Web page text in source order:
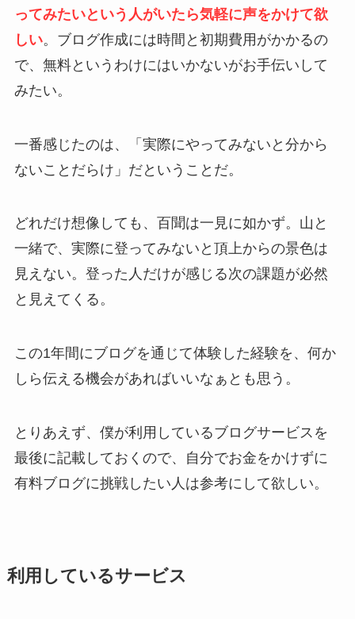
ってみたいという人がいたら気軽に声をかけて欲
しい。ブログ作成には時間と初期費用がかかるの
で、無料というわけにはいかないがお手伝いして
みたい。
一番感じたのは、「実際にやってみないと分から
ないことだらけ」だということだ。
どれだけ想像しても、百聞は一見に如かず。山と
一緒で、実際に登ってみないと頂上からの景色は
見えない。登った人だけが感じる次の課題が必然
と見えてくる。
この1年間にブログを通じて体験した経験を、何か
しら伝える機会があればいいなぁとも思う。
とりあえず、僕が利用しているブログサービスを
最後に記載しておくので、自分でお金をかけずに
有料ブログに挑戦したい人は参考にして欲しい。
利用しているサービス